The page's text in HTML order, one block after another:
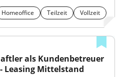
Homeoffice
Teilzeit Vollzeit
als Kundenbetreuer
Leasing Mittelstand